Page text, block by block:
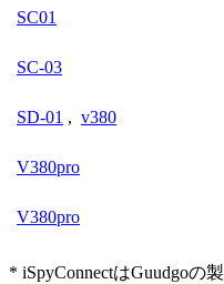
SC01
SC-03
SD-01 , v380
V380pro
V380pro
* iSpyConnectはGuudgo